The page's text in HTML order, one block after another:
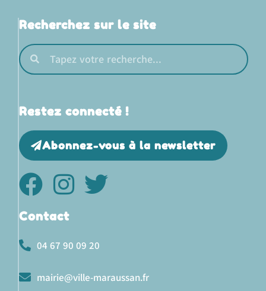
Recherchez sur le site
Restez connecté !
Abonnez-vous à la newsletter
Contact
04 67 90 09 20
mairie@ville-maraussan.fr